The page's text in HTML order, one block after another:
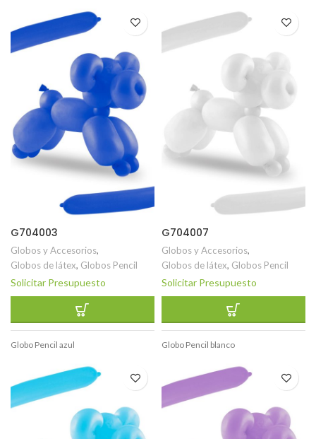
G704003
Globos y Accesorios,
Globos de látex, Globos Pencil
Solicitar Presupuesto
Globo Pencil azul
G704007
Globos y Accesorios,
Globos de látex, Globos Pencil
Solicitar Presupuesto
Globo Pencil blanco